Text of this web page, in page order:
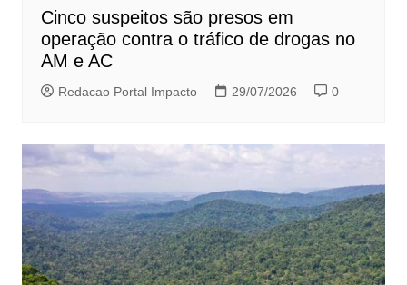
Cinco suspeitos são presos em
operação contra o tráfico de drogas no
AM e AC
Redacao Portal Impacto 29/07/2026 0